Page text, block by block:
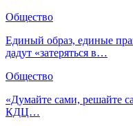
Общество
Единый образ, единые
дадут «затеряться в…
Общество
«Думайте сами, решайте
КДЦ…